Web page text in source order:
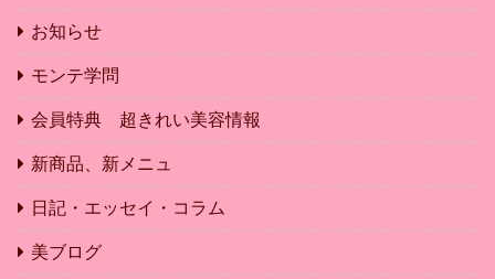
お知らせ
モンテ学問
会員特典 超きれい美容情報
新商品、新メニュ
日記・エッセイ・コラム
美ブログ